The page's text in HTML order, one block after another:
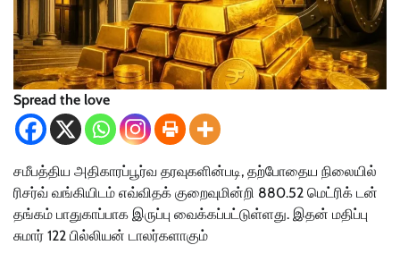
Spread the love
சமீபத்திய அதிகாரப்பூர்வ தரவுகளின்படி, தற்போதைய நிலையில்
ரிசர்வ் வங்கியிடம் எவ்விதக் குறைவுமின்றி 880.52 மெட்ரிக் டன்
தங்கம் பாதுகாப்பாக இருப்பு வைக்கப்பட்டுள்ளது. இதன் மதிப்பு
சுமார் 122 பில்லியன் டாலர்களாகும்